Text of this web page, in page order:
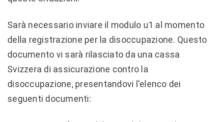
Sarà necessario inviare il modulo u1 al momento
della registrazione per la disoccupazione. Questo
documento vi sarà rilasciato da una cassa
Svizzera di assicurazione contro la
disoccupazione, presentandovi l'elenco dei
seguenti documenti: